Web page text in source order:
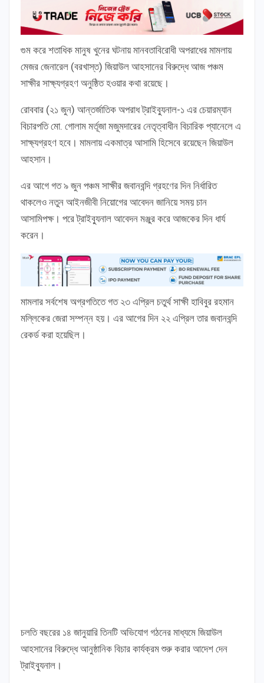
গুম করে শতাধিক মানুষ খুনের ঘটনায় মানবতাবিরোধী অপরাধের মামলায়
মেজর জেনারেল (বরখাস্ত) জিয়াউল আহসানের বিরুদ্ধে আজ পঞ্চম
সাক্ষীর সাক্ষ্যগ্রহণ অনুষ্ঠিত হওয়ার কথা রয়েছে।
রোববার (২১ জুন) আন্তর্জাতিক অপরাধ ট্রাইব্যুনাল-১ এর চেয়ারম্যান
বিচারপতি মো. গোলাম মর্তূজা মজুমদারের নেতৃত্বাধীন বিচারিক প্যানেলে এ
সাক্ষ্যগ্রহণ হবে। মামলায় একমাত্র আসামি হিসেবে রয়েছেন জিয়াউল
আহসান।
এর আগে গত ৯ জুন পঞ্চম সাক্ষীর জবানবন্দি গ্রহণের দিন নির্ধারিত
থাকলেও নতুন আইনজীবী নিয়োগের আবেদন জানিয়ে সময় চান
আসামিপক্ষ। পরে ট্রাইব্যুনাল আবেদন মঞ্জুর করে আজকের দিন ধার্য
করেন।
মামলার সর্বশেষ অগ্রগতিতে গত ২৩ এপ্রিল চতুর্থ সাক্ষী হাবিবুর রহমান
মল্লিকের জেরা সম্পন্ন হয়। এর আগের দিন ২২ এপ্রিল তার জবানবন্দি
রেকর্ড করা হয়েছিল।
চলতি বছরের ১৪ জানুয়ারি তিনটি অভিযোগ গঠনের মাধ্যমে জিয়াউল
আহসানের বিরুদ্ধে আনুষ্ঠানিক বিচার কার্যক্রম শুরু করার আদেশ দেন
ট্রাইব্যুনাল।